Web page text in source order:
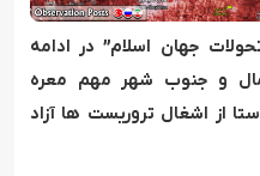
جهان اسلام” در ادامه
و جنوب شهر مهم معره
از اشغال تروریست ها آزاد